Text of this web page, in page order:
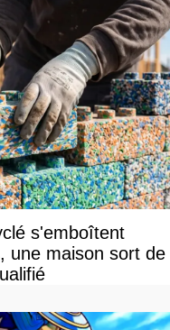
s'emboîtent
une maison sort de